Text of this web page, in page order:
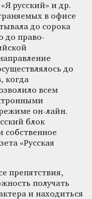
русский» и др.
в офисе
до сорока
до право-
до
когда
всем
он-лайн.
блок
собственное
«Русская
препятствия,
получать
и находиться